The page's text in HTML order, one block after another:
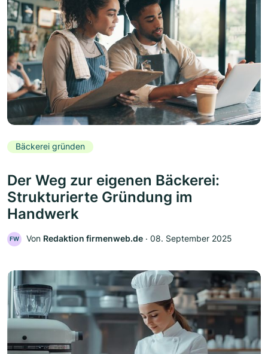
Bäckerei gründen
Der Weg zur eigenen Bäckerei:
Strukturierte Gründung im
Handwerk
FW Von Redaktion firmenweb.de ‧ 08. September 2025